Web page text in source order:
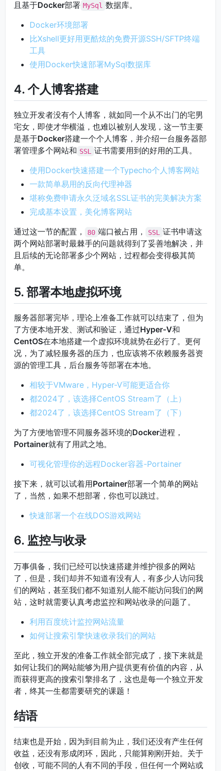
且基于Docker部署 MySql 数据库。
Docker环境部署
比Xshell更好用更酷炫的免费开源SSH/SFTP终端
工具
使用Docker快速部署MySql数据库
4. 个人博客搭建
独立开发者没有个人博客，就如同一个从不出门的宅男
宅女，即使才华横溢，也难以被别人发现，这一节主要
是基于Docker搭建一个个人博客，并介绍一台服务器部
署管理多个网站和 SSL
证书需要用到的好用的工具。
使用Docker快速搭建一个Typecho个人博客网站
一款简单易用的反向代理神器
堪称免费申请永久泛域名SSL证书的完美解决方案
完成基本设置，美化博客网站
通过这一节的配置，
80 端口被占用， SSL
证书申请这
两个网站部署时最棘手的问题就得到了妥善地解决，并
且后续的无论部署多少个网站，过程都会变得极其简
单。
5. 部署本地虚拟环境
服务器部署完毕，理论上准备工作就可以结束了，但为
了方便本地开发、测试和验证，通过Hyper-V和
CentOS在本地搭建一个虚拟环境就势在必行了。更何
况，为了减轻服务器的压力，也应该将不依赖服务器资
源的管理工具，后台服务等部署在本地。
相较于VMware，Hyper-V可能更适合你
都2024了，该选择CentOS Stream了（上）
都2024了，该选择CentOS Stream了（下）
为了方便地管理不同服务器环境的Docker进程，
Portainer就有了用武之地。
可视化管理你的远程Docker容器-Portainer
接下来，就可以试着用Portainer部署一个简单的网站
了，当然，如果不想部署，你也可以跳过。
快速部署一个在线DOS游戏网站
6. 监控与收录
万事俱备，我们已经可以快速搭建并维护很多的网站
了，但是，我们却并不知道有没有人，有多少人访问我
们的网站，甚至我们都不知道别人能不能访问我们的网
站，这时就需要认真考虑监控和网站收录的问题了。
利用百度统计监控网站流量
如何让搜索引擎快速收录我们的网站
至此，独立开发的准备工作就全部完成了，接下来就是
如何让我们的网站能够为用户提供更有价值的内容，从
而获得更高的搜索引擎排名了，这也是每一个独立开发
者，终其一生都需要研究的课题！
结语
结束也是开始，因为到目前为止，我们还没有产生任何
收益，还没有形成闭环，因此，只能算刚刚开始。关于
创收，可能不同的人有不同的手段，但任何一个网站或